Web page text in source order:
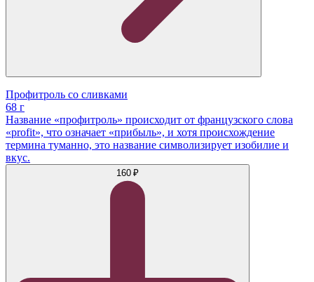
Профитроль со сливками
68 г
Название «профитроль» происходит от французского слова
«profit», что означает «прибыль», и хотя происхождение
термина туманно, это название символизирует изобилие и
вкус.
160 ₽